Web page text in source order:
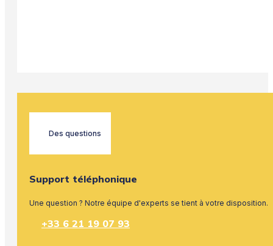
Des questions
Support téléphonique
Une question ? Notre équipe d'experts se tient à votre disposition.
+33 6 21 19 07 93